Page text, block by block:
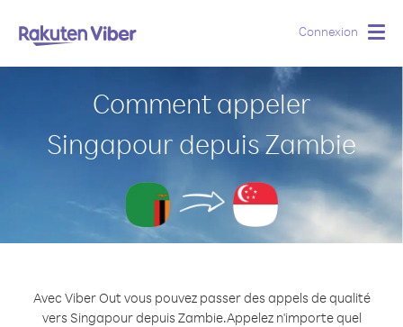
Connexion
Comment appeler
Singapour depuis Zambie
Avec Viber Out vous pouvez passer des appels de qualité
vers Singapour depuis Zambie.Appelez n'importe quel